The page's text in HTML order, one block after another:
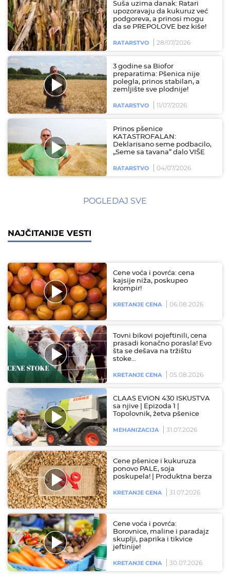
Suša uzima danak: Ratari
upozoravaju da kukuruz već
podgoreva, a prinosi mogu
da se PREPOLOVE bez kiše!
RATARSTVO 28/07/2026
3 godine sa Biofor
preparatima: Pšenica nije
polegla, prinos stabilan, a
zemljište sve plodnije!
RATARSTVO 11/07/2026
Prinos pšenice
KATASTROFALAN:
Deklarisano seme podbacilo,
„Seme sa tavana” dalo VIŠE
RATARSTVO 04/07/2026
POGLEDAJ SVE
NAJČITANIJE VESTI
Cene voća i povrća: cena
kajsije niža, poskupeo
krompir!
KRETANJE CENA 06.08.2026
Tovni bikovi pojeftinili, cena
prasadi konačno porasla! Evo
šta se dešava na tržištu
stoke…
KRETANJE CENA 05.08.2026
CLAAS EVION 430 ISKUSTVA
sa njive | Epizoda 1 |
Topolovnik, žetva pšenice
MEHANIZACIJA 31.07.2026
Cene pšenice i kukuruza
ponovo PALE, soja
poskupela! | Produktna berza
KRETANJE CENA 31.07.2026
Cene voća i povrća:
Borovnice, maline i paradajz
skuplji, paprika i tikvice
jeftinije!
KRETANJE CENA 30.07.2026